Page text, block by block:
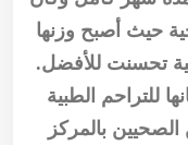
حيث أصبح وزنها
تحسنت للأفضل.
للتراحم الطبية
الصحيين بالمركز